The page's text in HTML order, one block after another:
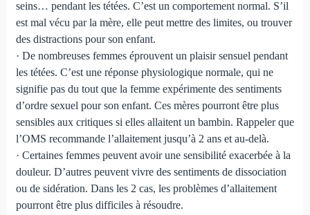
seins… pendant les tétées. C’est un comportement normal. S’il
est mal vécu par la mère, elle peut mettre des limites, ou trouver
des distractions pour son enfant.
· De nombreuses femmes éprouvent un plaisir sensuel pendant
les tétées. C’est une réponse physiologique normale, qui ne
signifie pas du tout que la femme expérimente des sentiments
d’ordre sexuel pour son enfant. Ces mères pourront être plus
sensibles aux critiques si elles allaitent un bambin. Rappeler que
l’OMS recommande l’allaitement jusqu’à 2 ans et au-delà.
· Certaines femmes peuvent avoir une sensibilité exacerbée à la
douleur. D’autres peuvent vivre des sentiments de dissociation
ou de sidération. Dans les 2 cas, les problèmes d’allaitement
pourront être plus difficiles à résoudre.